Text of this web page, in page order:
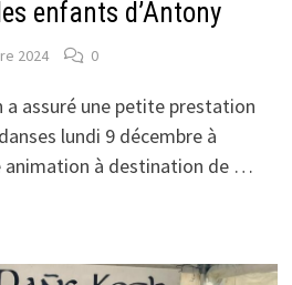
enfants d’Antony
2024 0
a assuré une petite prestation
lundi 9 décembre à
animation à destination de …